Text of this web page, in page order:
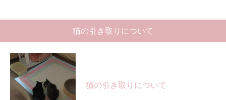
猫の引き取りについて
猫の引き取りについて